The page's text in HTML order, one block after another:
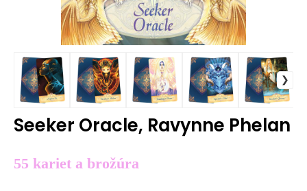
Seeker Oracle, Ravynne Phelan
55 kariet a brožúra